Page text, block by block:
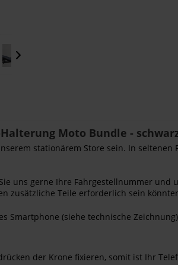
Moto Bundle -
stationärem Store sein. In
uns gerne Ihre Fahrgestellnummer und
zusätzliche Teile erforderlich sein
Smartphone (siehe technische
der Krone fixieren, somit ist Ihr